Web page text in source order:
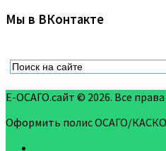
Мы в ВКонтакте
Е-ОСАГО.сайт © 2026. Все
Оформить полис ОСАГО/